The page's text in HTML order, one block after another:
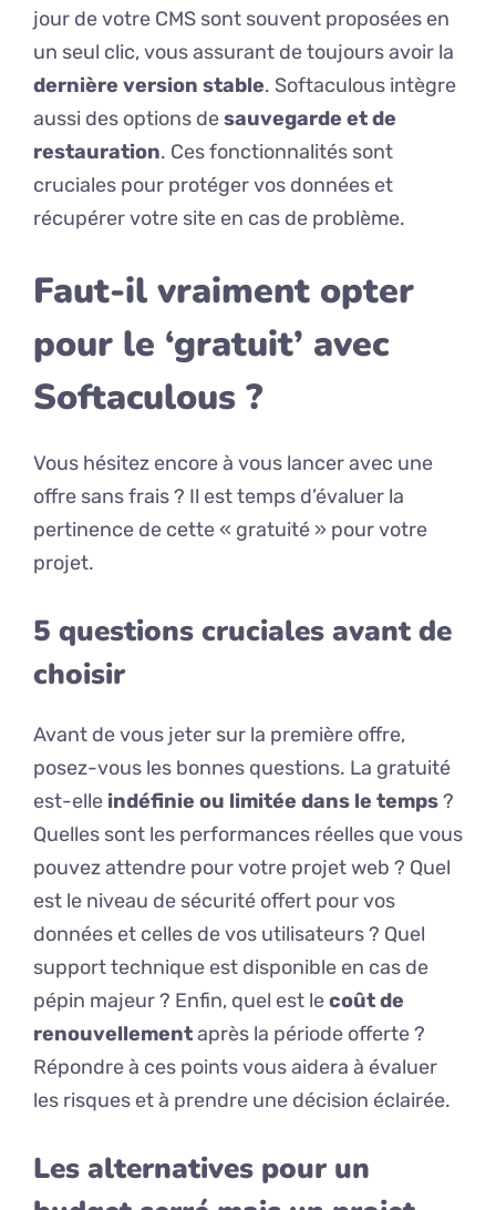
jour de votre CMS sont souvent proposées en
un seul clic, vous assurant de toujours avoir la
dernière version stable. Softaculous intègre
aussi des options desauvegarde et de
restauration. Ces fonctionnalités sont
cruciales pour protéger vos données et
récupérer votre site en cas de problème.
Faut-il vraiment opter
pour le ‘gratuit’ avec
Softaculous ?
Vous hésitez encore à vous lancer avec une
offre sans frais ? Il est temps d’évaluer la
pertinence de cette « gratuité » pour votre
projet.
5 questions cruciales avant de
choisir
Avant de vous jeter sur la première offre,
posez-vous les bonnes questions. La gratuité
est-elle indéfinie ou limitée dans le temps?
Quelles sont les performances réelles que vous
pouvez attendre pour votre projet web ? Quel
est le niveau de sécurité offert pour vos
données et celles de vos utilisateurs ? Quel
support technique est disponible en cas de
pépin majeur ? Enfin, quel est lecoût de
renouvellementaprès la période offerte ?
Répondre à ces points vous aidera à évaluer
les risques et à prendre une décision éclairée.
Les alternatives pour un